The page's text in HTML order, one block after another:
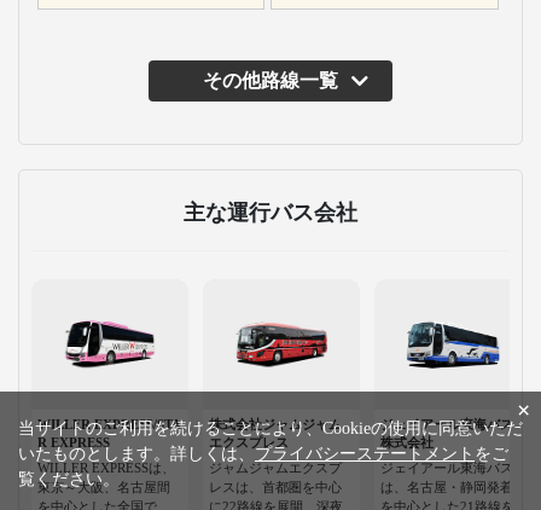
その他路線一覧
主な運行バス会社
WILLER EXPRESS/STA
R EXPRESS
WILLER EXPRESSは、
東京～大阪、名古屋間
を中心とした全国で、
株式会社ジャムジャム
エクスプレス
ジャムジャムエクスプ
レスは、首都圏を中心
に22路線を展開。深夜
ジェイアール東海バス
株式会社
ジェイアール東海バス
は、名古屋・静岡発着
を中心とした21路線を
×
当サイトのご利用を続けることにより、Cookieの使用に同意いただ
いたものとします。詳しくは、プライバシーステートメント をご
覧ください。